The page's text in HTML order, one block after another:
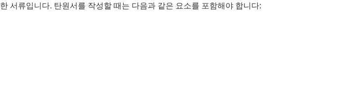
서류입니다. 탄원서를 작성할 때는 다음과 같은 요소를 포함해야 합니다: